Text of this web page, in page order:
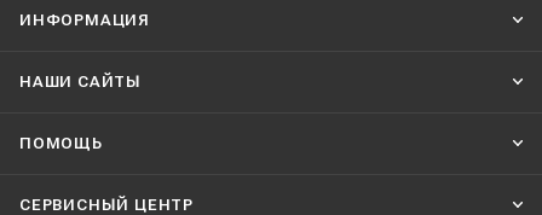
ИНФОРМАЦИЯ
НАШИ CАЙТЫ
ПОМОЩЬ
СЕРВИСНЫЙ ЦЕНТР